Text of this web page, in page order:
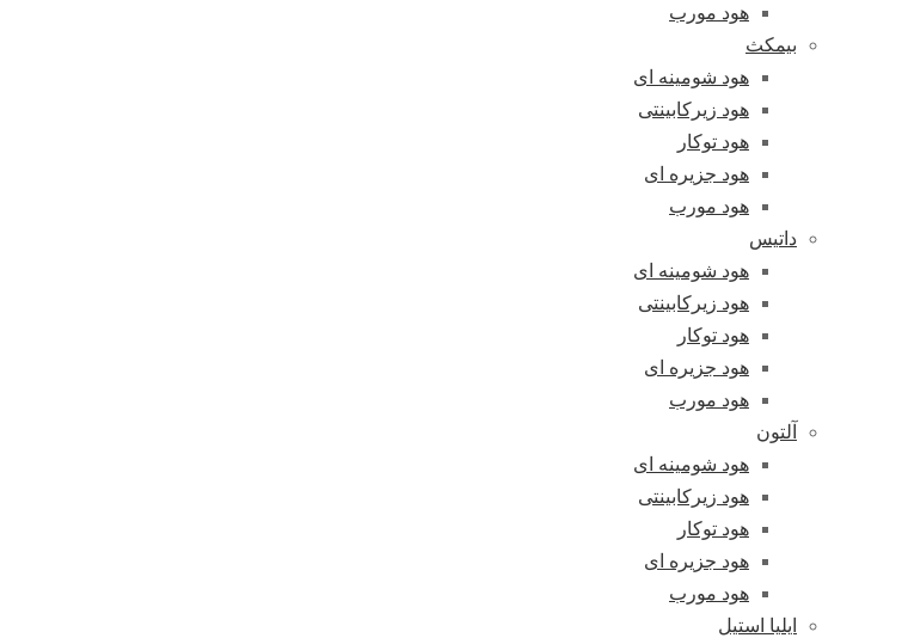
هود مورب
بیمکث
هود شومینه ای
هود زیرکابینتی
هود توکار
هود جزیره ای
هود مورب
داتیس
هود شومینه ای
هود زیرکابینتی
هود توکار
هود جزیره ای
هود مورب
آلتون
هود شومینه ای
هود زیرکابینتی
هود توکار
هود جزیره ای
هود مورب
ایلیا استیل